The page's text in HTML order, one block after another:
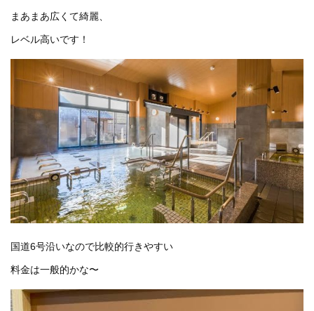
まあまあ広くて綺麗、
レベル高いです！
国道6号沿いなので比較的行きやすい
料金は一般的かな〜